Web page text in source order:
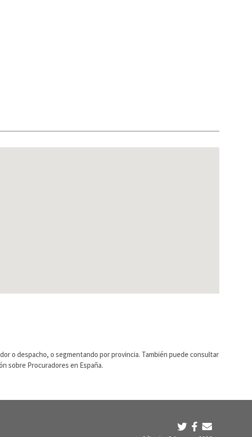
o despacho, o segmentando por provincia. También puede consultar
sobre Procuradores en España.